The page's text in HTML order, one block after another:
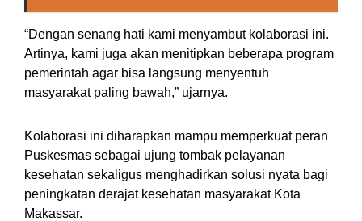
“Dengan senang hati kami menyambut kolaborasi ini.
Artinya, kami juga akan menitipkan beberapa program
pemerintah agar bisa langsung menyentuh
masyarakat paling bawah,” ujarnya.
Kolaborasi ini diharapkan mampu memperkuat peran
Puskesmas sebagai ujung tombak pelayanan
kesehatan sekaligus menghadirkan solusi nyata bagi
peningkatan derajat kesehatan masyarakat Kota
Makassar.